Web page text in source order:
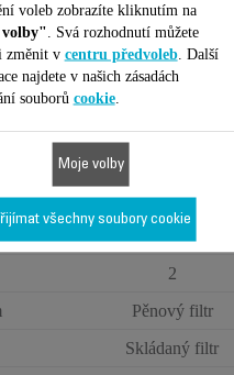
na
na
Dvojitý systém
hubice
filtru
při
Omyvatelné filtry
2
Pěnový filtr
Skládaný filtr
voleb zobrazíte kliknutím na
. Svá rozhodnutí můžete
změnit v centru předvoleb. Další
najdete v našich zásadách
souborů cookie.
Moje volby
všechny soubory cookie